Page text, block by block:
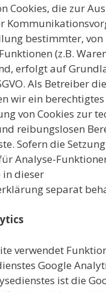
Cookies, die zur
bestimmter, von
(z.B.
erfolgt auf
Als Betreiber
wir ein berechtigtes
von Cookies zur
reibungslosen
Sofern die
Analyse-
in dieser
separat
verwendet
Google
ist die